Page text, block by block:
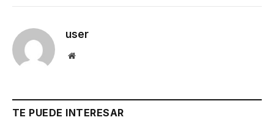
user
Website
TE PUEDE INTERESAR